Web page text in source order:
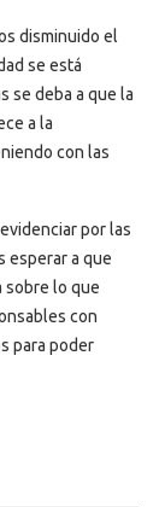
disminuido el
se está
se deba a que la
a la
con las
por las
esperar a que
sobre lo que
con
para poder